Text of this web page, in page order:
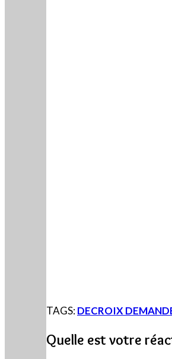
TAGS:DECROIX
Quelle est votre